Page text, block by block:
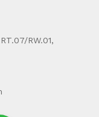
RW.01,